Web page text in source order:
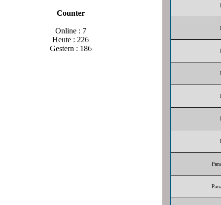
Counter
Online : 7
Heute : 226
Gestern : 186